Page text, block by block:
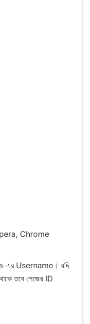
Chrome
এর Username। যদি
তবে পেজের ID